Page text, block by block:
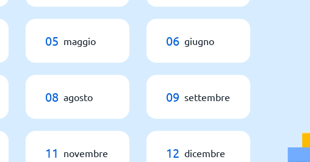
05 maggio 06 giugno
08 agosto 09 settembre
11 novembre 12 dicembre